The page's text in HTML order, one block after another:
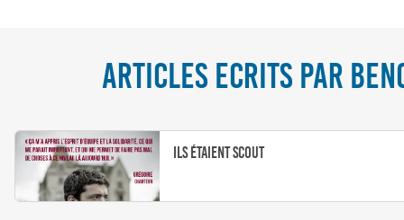
ARTICLES ECRITS PAR
Ils étaient scout